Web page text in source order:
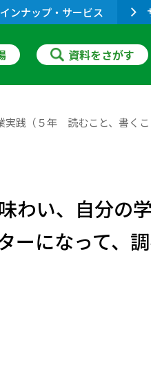
ンナップ・サービス
資料をさがす
践（５年 読むこと、書く
わい、自分の
ーになって、